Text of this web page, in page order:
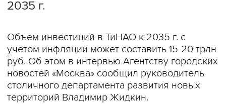
2035 г.
Объем инвестиций в ТиНАО к 2035 г. с
учетом инфляции может составить 15-20 трлн
руб. Об этом в интервью Агентству городских
новостей «Москва» сообщил руководитель
столичного департамента развития новых
территорий Владимир Жидкин.